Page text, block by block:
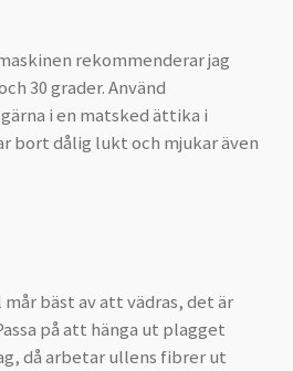
rekommenderar jag
30 grader. Använd
i en matsked ättika i
bort dålig lukt och mjukar även
bäst av att vädras, det är
på att hänga ut plagget
då arbetar ullens fibrer ut